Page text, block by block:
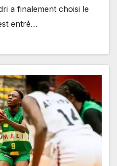
a finalement choisi le
entré…